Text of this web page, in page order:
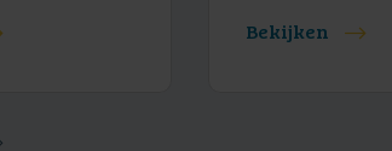
Bekijken